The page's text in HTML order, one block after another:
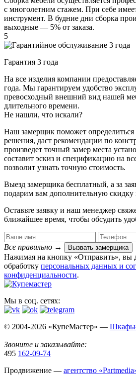
с многолетним стажем. При себе
инструмент. В будние дни сборка
выходные — 5% от заказа.
5
Гарантия 3 года
На все изделия компании
года. Мы гарантируем удобство
превосходный внешний вид нашей
длительного времени.
Не нашли, что искали?
Наш замерщик поможет определиться
решения, даст рекомендации по
произведет точный замер места
составит эскиз и спецификацию на
позволит узнать точную стоимость.
Выезд замерщика бесплатный, а за
подарим вам дополнительную скидку
Оставьте заявку и наш менеджер
ближайшее время, чтобы обсудить
Все правильно → Вызвать замерщика
Нажимая на кнопку «Отправить», вы
обработку персональных данных​ и
конфиденциальности.
Мы в соц. сетях:
© 2004-2026 «КупеМастер» — Шкафы-
Звоните и заказывайте:
495 162-09-74
Продвижение — агентство